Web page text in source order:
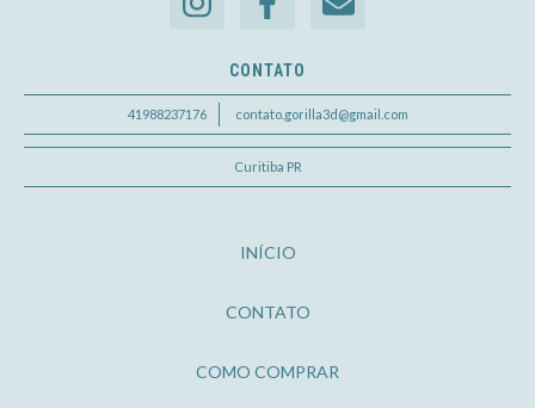
CONTATO
41988237176 contato.gorilla3d@gmail.com
Curitiba PR
INÍCIO
CONTATO
COMO COMPRAR